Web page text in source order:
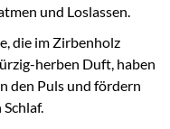
und Loslassen.
die im Zirbenholz
herben Duft, haben
den Puls und fördern